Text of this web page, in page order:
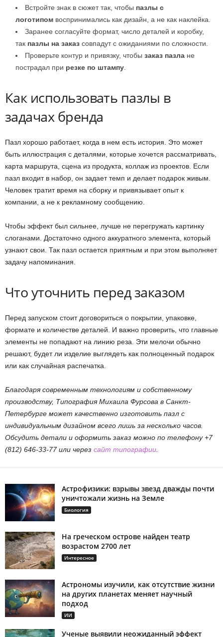
Встройте знак в сюжет так, чтобы пазлы с
логотипом воспринимались как дизайн, а не как наклейка.
Заранее согласуйте формат, число деталей и коробку,
так пазлы на заказ совпадут с ожиданиями по сложности.
Проверьте контур и привязку, чтобы заказ пазла не
пострадал при резке по штампу
Как использовать пазлы в
задачах бренда
Пазл хорошо работает, когда в нем есть история. Это может
быть иллюстрация с деталями, которые хочется рассматривать,
карта маршрута, сцена из продукта, коллаж из проектов. Если
пазл входит в набор, он задает темп и делает подарок живым.
Человек тратит время на сборку и привязывает опыт к
компании, а не к рекламному сообщению.
Чтобы эффект был сильнее, лучше не перегружать картинку
слоганами. Достаточно одного аккуратного элемента, который
узнают свои. Так пазл остается приятным и при этом выполняет
задачу напоминания.
Что уточнить перед заказом
Перед запуском стоит договориться о покрытии, упаковке,
формате и количестве деталей. И важно проверить, что главные
элементы не попадают на линию реза. Эти мелочи обычно
решают, будет ли изделие выглядеть как полноценный подарок
или как случайная распечатка.
Благодаря современным технологиям и собственному
производству, Типография Михаила Фурсова в Санкт-
Петербурге может качественно изготовить пазл с
индивидуальным дизайном всего лишь за несколько часов.
Обсудить детали и оформить заказ можно по телефону +7
(812) 646-33-77 или через сайт типографии
Астрофизики: взрывы звезд дважды почти
уничтожали жизнь на Земле
Биология
На греческом острове найден театр
возрастом 2700 лет
Интересное
Астрономы изучили, как отсутствие жизни
на других планетах меняет научный
подход
ИИ
Ученые выявили неожиданный эффект